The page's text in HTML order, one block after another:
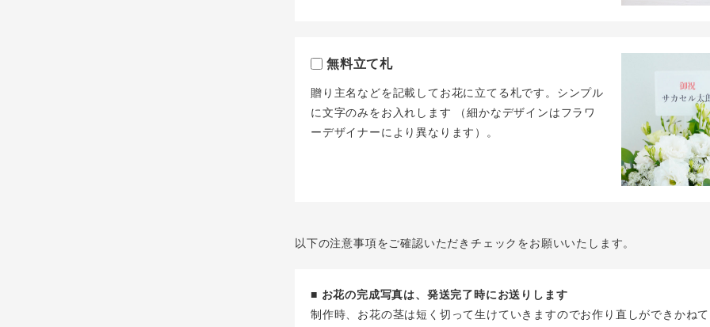
無料立て札
贈り主名などを記載してお花に立てる札です。シンプル
に文字のみをお入れします （細かなデザインはフラワ
ーデザイナーにより異なります）。
以下の注意事項をご確認いただきチェックをお願いいたします。
■ お花の完成写真は、発送完了時にお送りします
制作時、お花の茎は短く切って生けていきますのでお作り直しができかね